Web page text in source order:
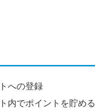
への登録
内でポイントを貯める